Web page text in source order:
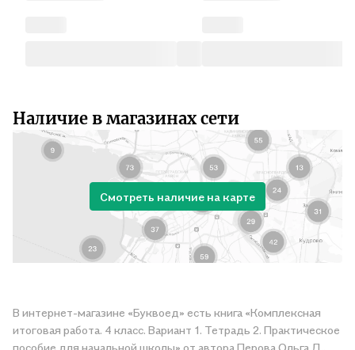
Наличие в магазинах сети
Смотреть наличие на карте
В интернет-магазине «Буквоед» есть книга «Комплексная
итоговая работа. 4 класс. Вариант 1. Тетрадь 2. Практическое
пособие для начальной школы» от автора Перова Ольга Д..